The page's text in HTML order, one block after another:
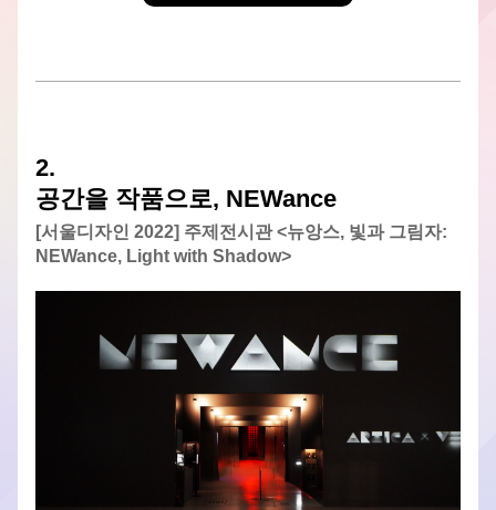
2.
공간을 작품으로, NEWance
[서울디자인 2022] 주제전시관 <뉴앙스, 빛과 그림자:
NEWance, Light with Shadow>